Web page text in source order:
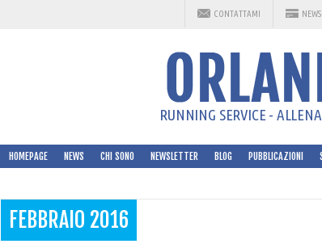
CONTATTAMI
RUNNING SERVICE -
HOMEPAGE NEWS CHI SONO NEWSLETTER BLOG PUBBLICAZIONI
FEBBRAIO 2016